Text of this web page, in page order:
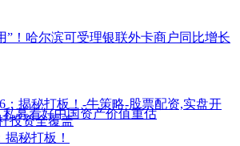
”！哈尔滨可受理银联外卡商户同比增长
募看好中国资产价值重估
秘打板！